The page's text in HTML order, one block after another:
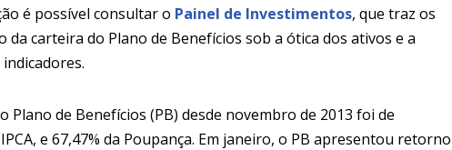
é possível consultar o Painel de Investimentos, que traz os
carteira do Plano de Benefícios sob a ótica dos ativos e a
de Benefícios (PB) desde novembro de 2013 foi de
e 67,47% da Poupança. Em janeiro, o PB apresentou retorno